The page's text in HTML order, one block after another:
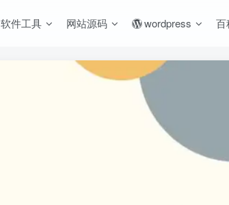
软件工具 网站源码 wordpress 百